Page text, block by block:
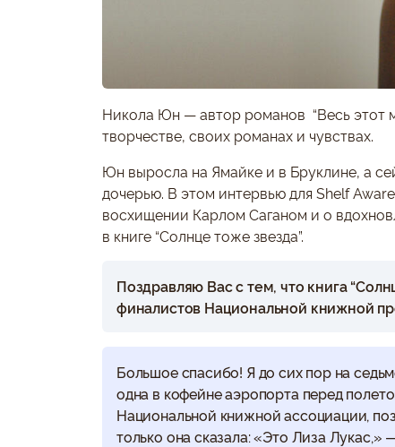
Никола Юн — автор романов “Весь этот
творчестве, своих романах и чувствах.
Юн выросла на Ямайке и в Бруклине, а
дочерью. В этом интервью для Shelf
восхищении Карлом Саганом и о
в книге “Солнце тоже звезда”.
Поздравляю Вас с тем, что книга
финалистов Национальной книжной
Большое спасибо! Я до сих пор на
одна в кофейне аэропорта перед
Национальной книжной ассоциации,
только она сказала: «Это Лиза Лукас,»